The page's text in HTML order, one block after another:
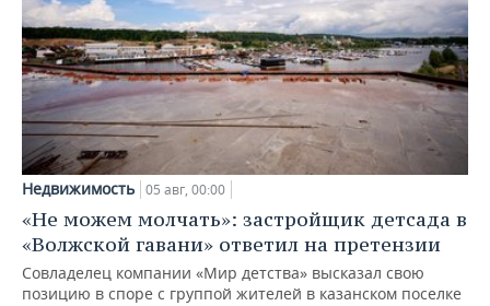
Недвижимость 05 авг, 00:00
«Не можем молчать»: застройщик детсада в
«Волжской гавани» ответил на претензии
Совладелец компании «Мир детства» высказал свою
позицию в споре с группой жителей в казанском поселке